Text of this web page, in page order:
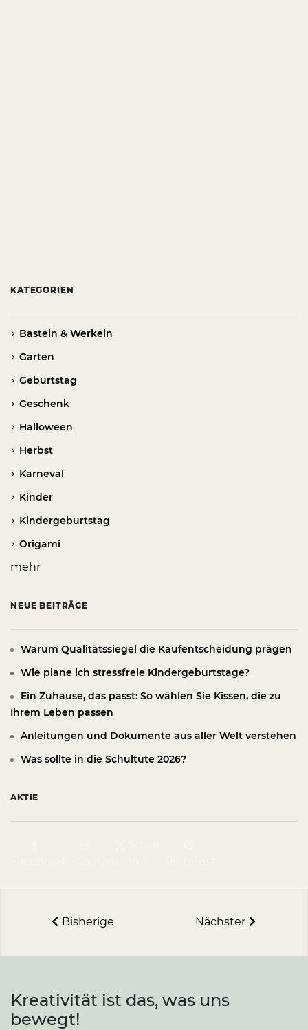
KATEGORIEN
Basteln & Werkeln
Garten
Geburtstag
Geschenk
Halloween
Herbst
Karneval
Kinder
Kindergeburtstag
Origami
mehr
NEUE BEITRÄGE
Warum Qualitätssiegel die Kaufentscheidung prägen
Wie plane ich stressfreie Kindergeburtstage?
Ein Zuhause, das passt: So wählen Sie Kissen, die zu
Ihrem Leben passen
Anleitungen und Dokumente aus aller Welt verstehen
Was sollte in die Schultüte 2026?
AKTIE
Bisherige Nächster
Kreativität ist das, was uns
bewegt!